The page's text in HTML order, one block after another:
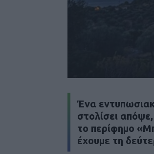
Ένα
στολίσει
το περίφημο
έχουμε τη